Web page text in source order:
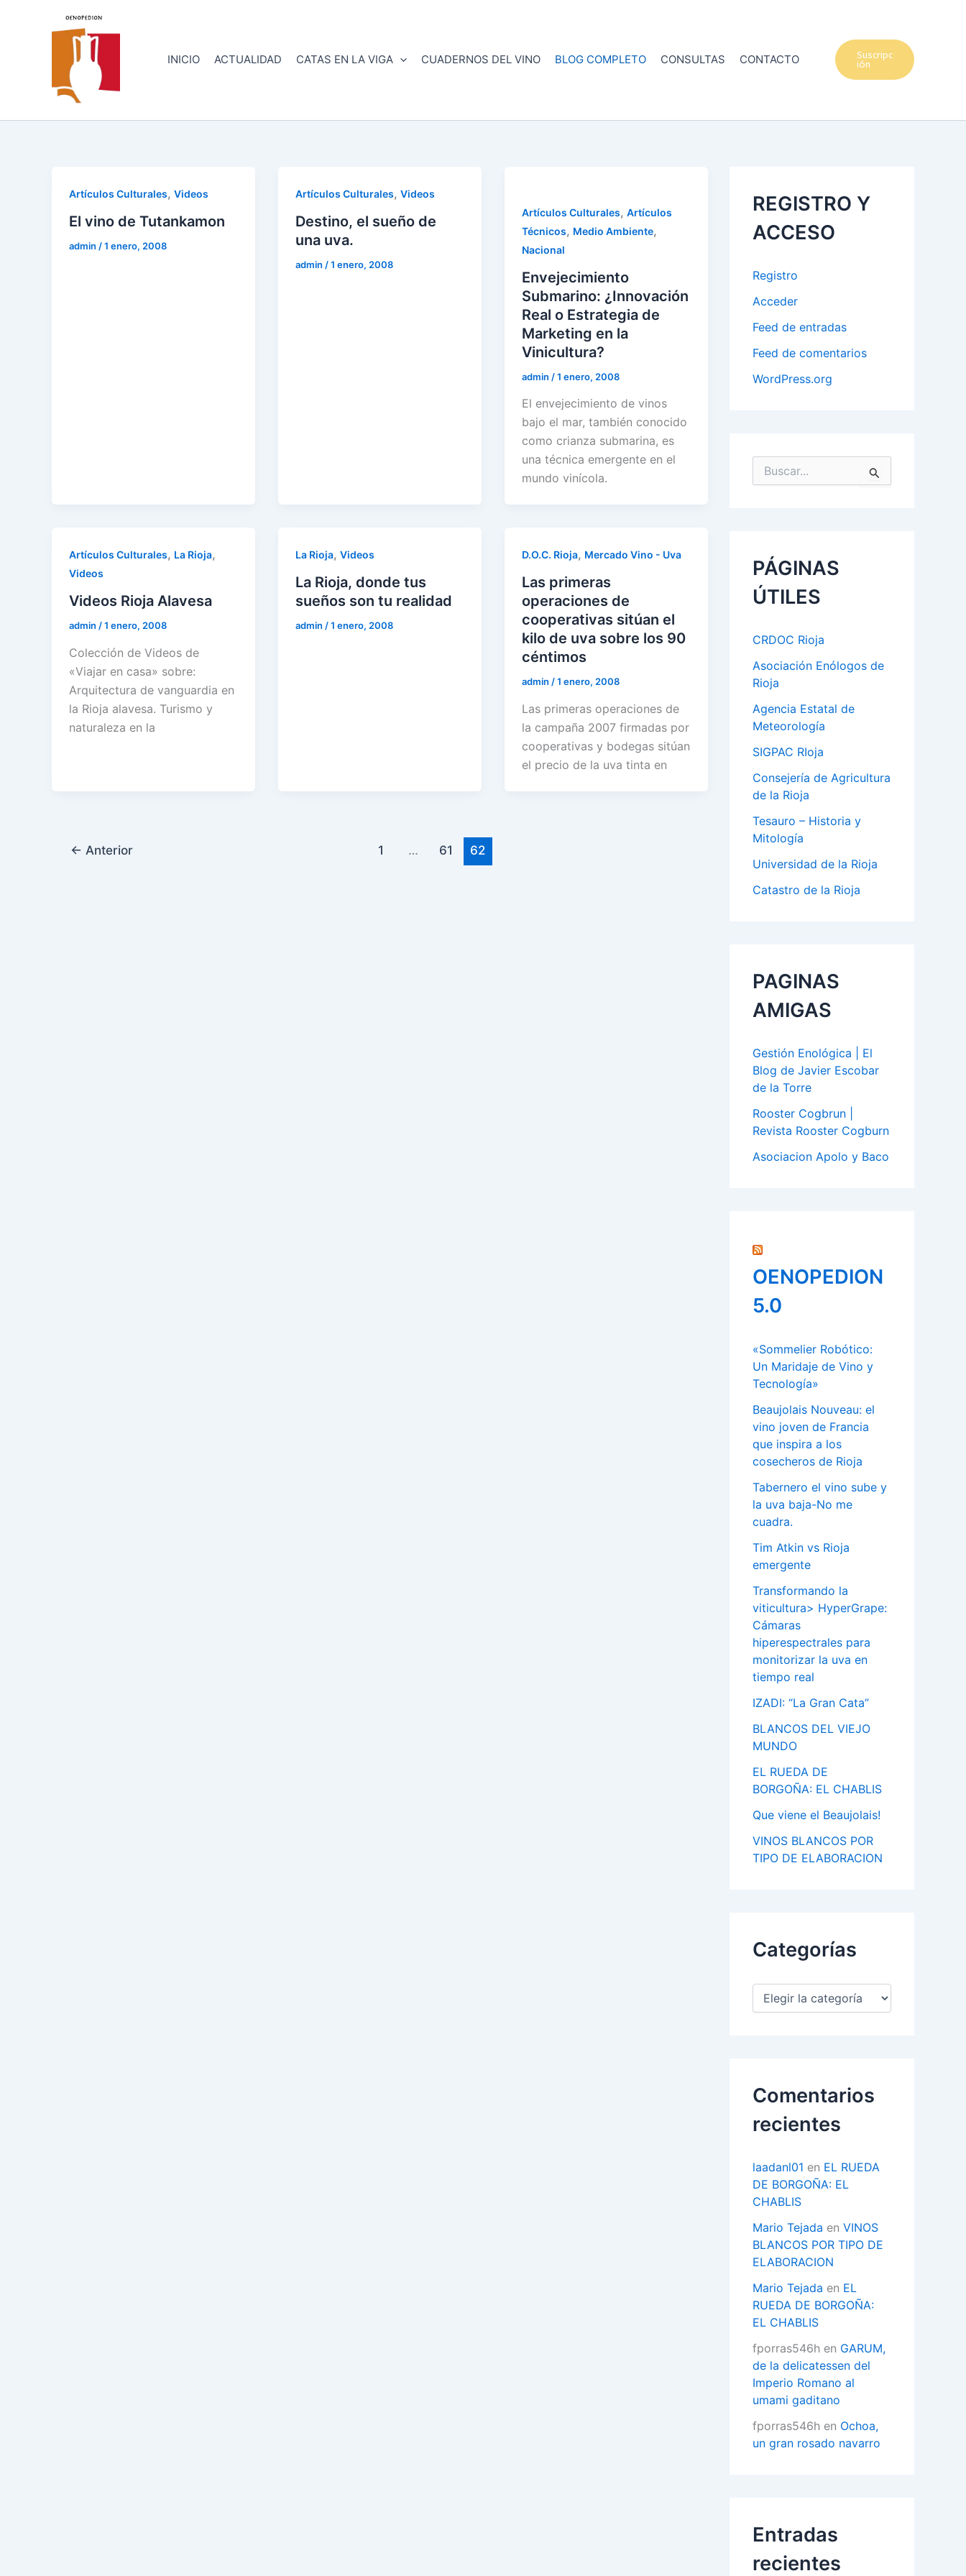
INICIO ACTUALIDAD CATAS EN LA VIGA CUADERNOS DEL VINO BLOG COMPLETO CONSULTAS CONTACTO
Suscripc
ión
Artículos Culturales, Videos
El vino de Tutankamon
admin /1 enero, 2008
Artículos Culturales,Videos
Destino, el sueño de
una uva.
admin /1 enero, 2008
Artículos Culturales,Artículos
Técnicos, Medio Ambiente,
Nacional
Envejecimiento
Submarino: ¿Innovación
Real o Estrategia de
Marketing en la
Vinicultura?
admin /1 enero, 2008
El envejecimiento de vinos
bajo el mar, también conocido
como crianza submarina, es
una técnica emergente en el
mundo vinícola.
Artículos Culturales, La Rioja,
Videos
Videos Rioja Alavesa
admin /1 enero, 2008
Colección de Videos de
«Viajar en casa» sobre:
Arquitectura de vanguardia en
la Rioja alavesa. Turismo y
naturaleza en la
La Rioja,Videos
La Rioja, donde tus
sueños son tu realidad
admin /1 enero, 2008
D.O.C. Rioja, Mercado Vino - Uva
Las primeras
operaciones de
cooperativas sitúan el
kilo de uva sobre los 90
céntimos
admin /1 enero, 2008
Las primeras operaciones de
la campaña 2007 firmadas por
cooperativas y bodegas sitúan
el precio de la uva tinta en
← Anterior 1 … 61 62
REGISTRO Y
ACCESO
Registro
Acceder
Feed de entradas
Feed de comentarios
WordPress.org
o
r
:
PÁGINAS
ÚTILES
CRDOC Rioja
Asociación Enólogos de
Rioja
Agencia Estatal de
Meteorología
SIGPAC RIoja
Consejería de Agricultura
de la Rioja
Tesauro – Historia y
Mitología
Universidad de la Rioja
Catastro de la Rioja
PAGINAS
AMIGAS
Gestión Enológica | El
Blog de Javier Escobar
de la Torre
Rooster Cogbrun |
Revista Rooster Cogburn
Asociacion Apolo y Baco
OENOPEDION
5.0
«Sommelier Robótico:
Un Maridaje de Vino y
Tecnología»
Beaujolais Nouveau: el
vino joven de Francia
que inspira a los
cosecheros de Rioja
Tabernero el vino sube y
la uva baja-No me
cuadra.
Tim Atkin vs Rioja
emergente
Transformando la
viticultura> HyperGrape:
Cámaras
hiperespectrales para
monitorizar la uva en
tiempo real
IZADI: “La Gran Cata”
BLANCOS DEL VIEJO
MUNDO
EL RUEDA DE
BORGOÑA: EL CHABLIS
Que viene el Beaujolais!
VINOS BLANCOS POR
TIPO DE ELABORACION
Categorías
C
í
a
s
Comentarios
recientes
laadanl01 en EL RUEDA
DE BORGOÑA: EL
CHABLIS
Mario Tejada enVINOS
BLANCOS POR TIPO DE
ELABORACION
Mario Tejada en EL
RUEDA DE BORGOÑA:
EL CHABLIS
fporras546h en GARUM,
de la delicatessen del
Imperio Romano al
umami gaditano
fporras546h en Ochoa,
un gran rosado navarro
Entradas
recientes